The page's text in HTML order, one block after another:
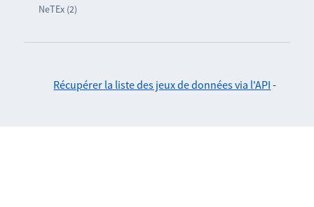
NeTEx (2)
Récupérer la liste des jeux de données via l'API -